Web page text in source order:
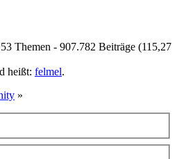
Themen - 907.782 Beiträge (115,27
heißt: felmel.
»